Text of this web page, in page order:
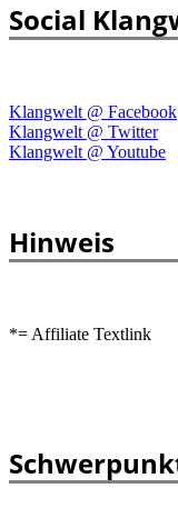
Social
Klangwelt @ Facebook
Klangwelt @ Twitter
Klangwelt @ Youtube
Hinweis
*= Affiliate Textlink